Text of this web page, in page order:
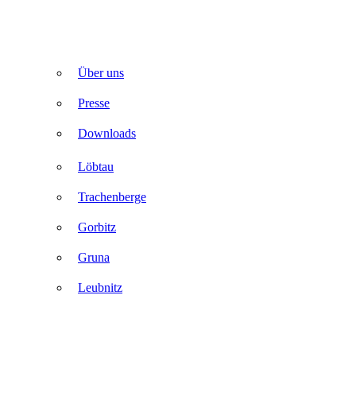
Löbtau
Trachenberge
Gorbitz
Gruna
Leubnitz
Über uns
Presse
Downloads